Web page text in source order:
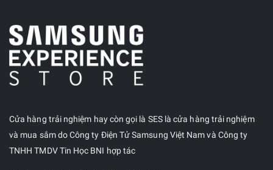
Cửa hàng trải nghiệm hay còn gọi là SES là cửa hàng trải nghiệm
và mua sắm do Công ty Điện Tử Samsung Việt Nam và Công ty
TNHH TMDV Tin Học BNI hợp tác